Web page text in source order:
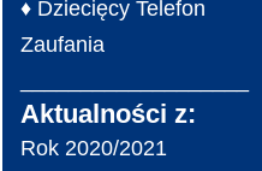
♦ Dziecięcy Telefon
Zaufania
Aktualności z:
Rok 2020/2021